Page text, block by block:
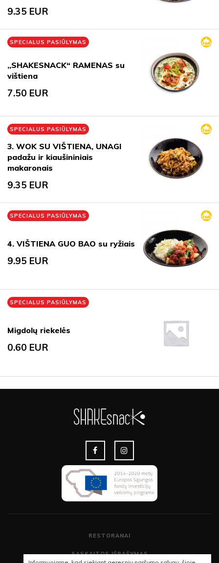
9.35 EUR
SPECIALUS PASIŪLYMAS
,,SHAKESNACK“ RAMENAS su
vištiena
7.50 EUR
SPECIALUS PASIŪLYMAS
3. WOK SU VIŠTIENA, UNAGI
padažu ir kiaušininiais
makaronais
9.35 EUR
SPECIALUS PASIŪLYMAS
4. VIŠTIENA GUO BAO su ryžiais
9.95 EUR
SPECIALUS PASIŪLYMAS
Migdolų riekelės
0.60 EUR
RESTORANAI
SĄSKAITOS IŠRAŠYMAS